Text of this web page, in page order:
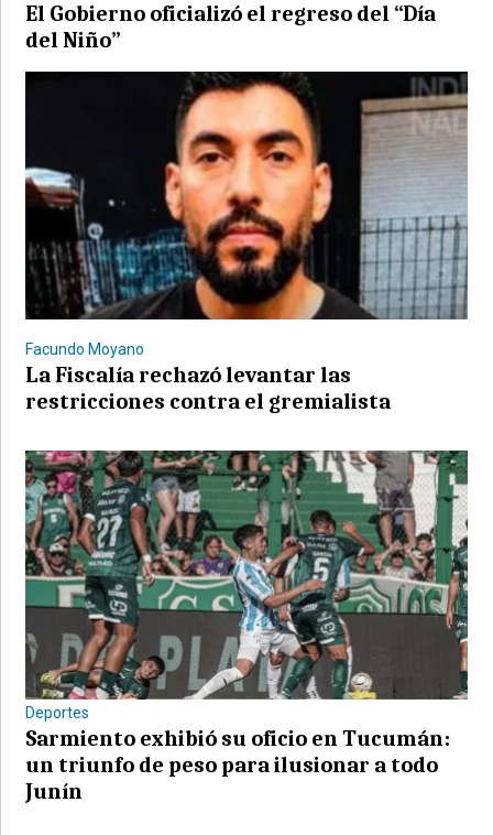
El Gobierno oficializó el regreso del “Día
del Niño”
Facundo Moyano
La Fiscalía rechazó levantar las
restricciones contra el gremialista
Deportes
Sarmiento exhibió su oficio en Tucumán:
un triunfo de peso para ilusionar a todo
Junín